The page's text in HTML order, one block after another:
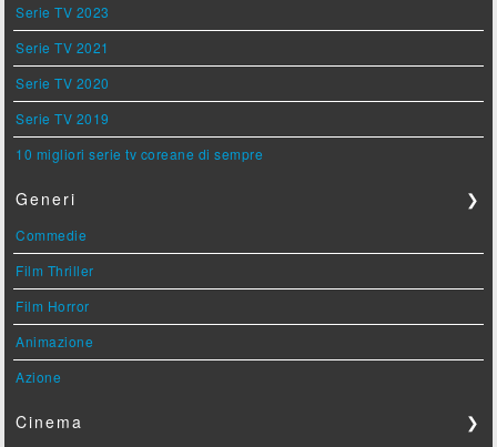
Serie TV 2023
Serie TV 2021
Serie TV 2020
Serie TV 2019
10 migliori serie tv coreane di sempre
Generi ❯
Commedie
Film Thriller
Film Horror
Animazione
Azione
Cinema ❯